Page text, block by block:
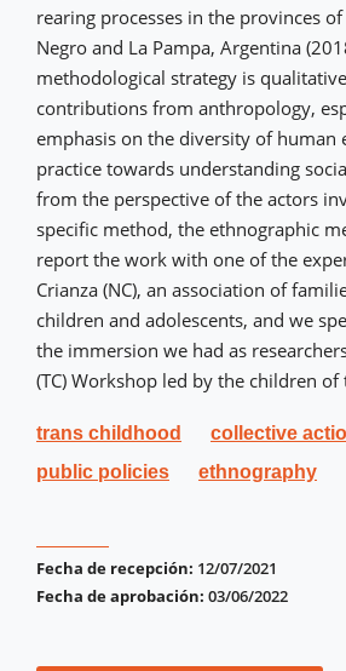
rearing processes in the provinces
Negro and La Pampa, Argentina
methodological strategy is
contributions from anthropology,
emphasis on the diversity of human
practice towards understanding
from the perspective of the actors
specific method, the ethnographic
report the work with one of the
Crianza (NC), an association of
children and adolescents, and we
the immersion we had as
(TC) Workshop led by the children of
trans childhood
collective
public policies
ethnography
Fecha de recepción: 12/07/2021
Fecha de aprobación: 03/06/2022